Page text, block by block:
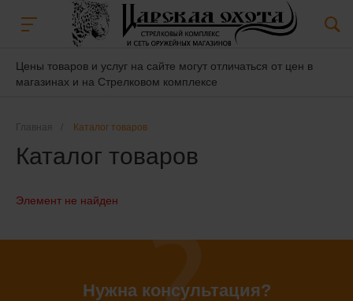
Цены товаров и услуг на сайте могут отличаться от цен в
магазинах и на Стрелковом комплексе
Главная Каталог товаров
Каталог товаров
Элемент не найден
Нужна консультация?